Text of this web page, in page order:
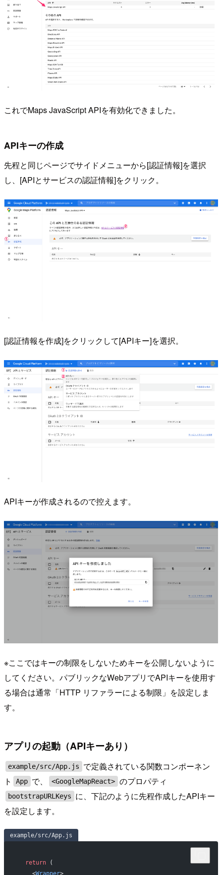
これでMaps JavaScript APIを有効化できました。
APIキーの作成
先程と同じページでサイドメニューから[認証情報]を選択
し、[APIとサービスの認証情報]をクリック。
[認証情報を作成]をクリックして[APIキー]を選択。
APIキーが作成されるので控えます。
※ここではキーの制限をしないためキーを公開しないように
してください。パブリックなWebアプリでAPIキーを使用す
る場合は通常「HTTP リファラーによる制限」を設定しま
す。
アプリの起動（APIキーあり）
example/src/App.js
で定義されている関数コンポーネン
ト
App で、 <GoogleMapReact> のプロパティ
bootstrapURLKeys
に、下記のように先程作成したAPIキー
を設定します。
example/src/App.js
  return
(
    <
Wrapper>